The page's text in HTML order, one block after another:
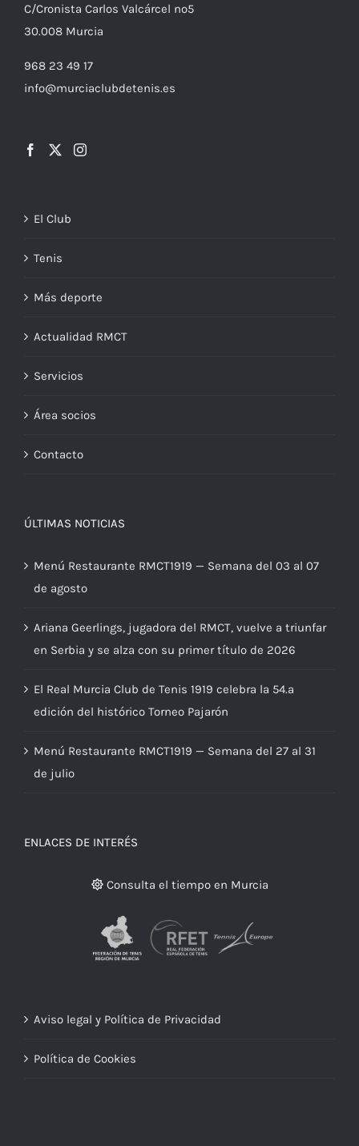
C/Cronista Carlos Valcárcel nº5
30.008 Murcia
968 23 49 17
info@murciaclubdetenis.es
El Club
Tenis
Más deporte
Actualidad RMCT
Servicios
Área socios
Contacto
ÚLTIMAS NOTICIAS
Menú Restaurante RMCT1919 — Semana del 03 al 07
de agosto
Ariana Geerlings, jugadora del RMCT, vuelve a triunfar
en Serbia y se alza con su primer título de 2026
El Real Murcia Club de Tenis 1919 celebra la 54.ª
edición del histórico Torneo Pajarón
Menú Restaurante RMCT1919 — Semana del 27 al 31
de julio
ENLACES DE INTERÉS
Consulta el tiempo en Murcia
Aviso legal y Política de Privacidad
Política de Cookies